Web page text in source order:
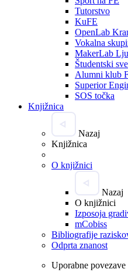
Tutorstvo
KuFE
OpenLab
Vokalna
MakerLab
Študentski
Alumni klub
Superior
SOS točka
Knjižnica
Nazaj
Knjižnica
O knjižnici
Nazaj
O knjižnici
Izposoja
mCobiss
Bibliografije
Odprta znanost
Uporabne povezave